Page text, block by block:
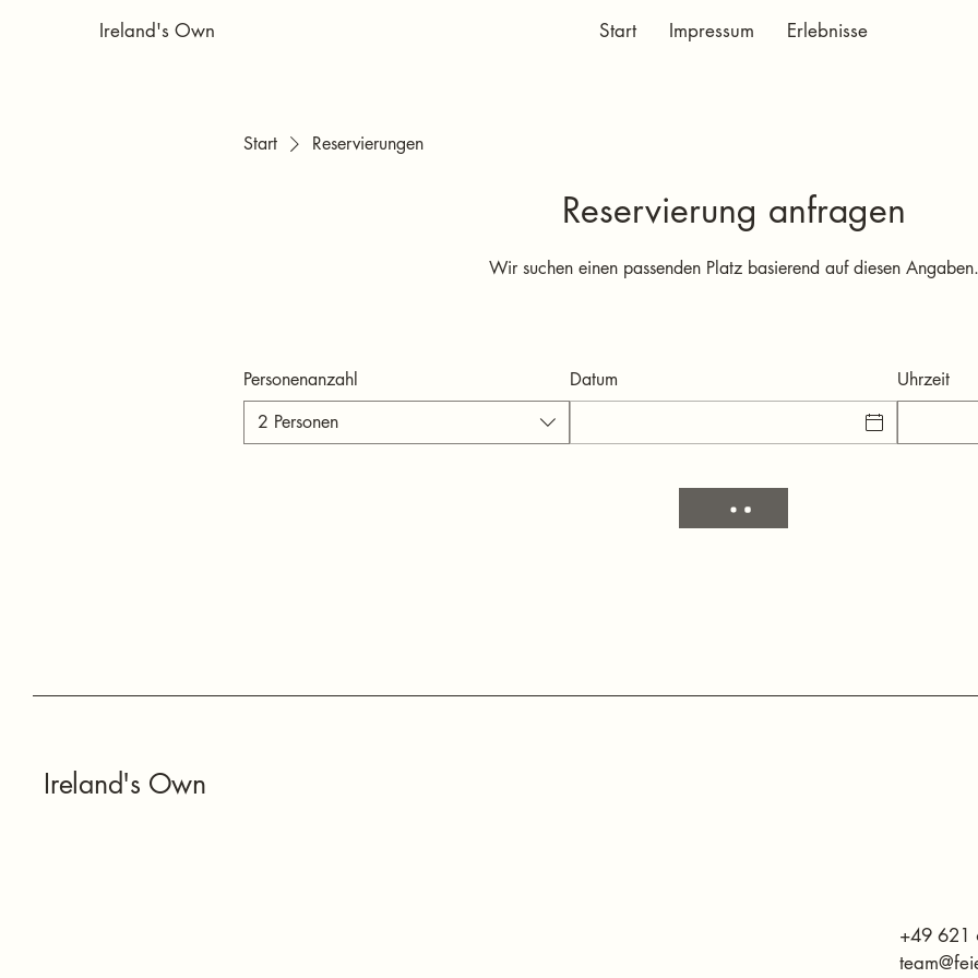
Ireland's Own Start Impressum Erlebnisse
Start Reservierungen
Reservierung anfragen
Wir suchen einen passenden Platz basierend auf diesen Angaben.
Personenanzahl
2 Personen
Datum Uhrzeit
Ireland's Own
+49 621